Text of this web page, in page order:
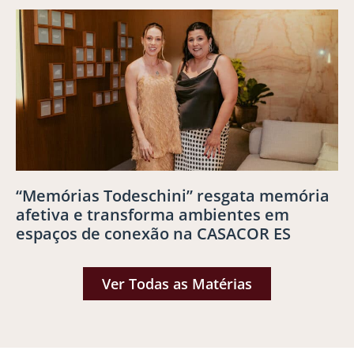
“Memórias Todeschini” resgata memória
afetiva e transforma ambientes em
espaços de conexão na CASACOR ES
Ver Todas as Matérias